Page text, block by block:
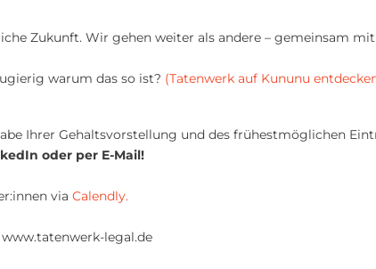
Zukunft. Wir gehen weiter als andere – gemeinsam
warum das so ist? (Tatenwerk auf Kununu
Ihrer Gehaltsvorstellung und des frühestmöglichen
oder per E-Mail!
via Calendly.
legal.de